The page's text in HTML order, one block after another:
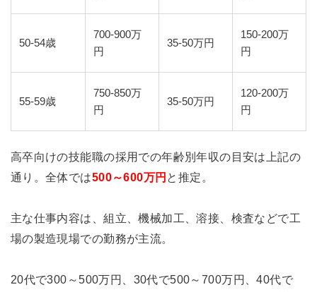
50-54歳
700-900万
円
35-50万円
150-200万
円
55-59歳
750-850万
円
35-50万円
120-200万
円
高卒向けの技能職の採用での年齢別年収の目安は上記の
通り。全体では500～600万円 と推定。
主な仕事内容は、組立、機械加工、溶接、検査などで工
場の製造現場での勤務が主流。
20代で300～500万円、30代で500～700万円、40代で